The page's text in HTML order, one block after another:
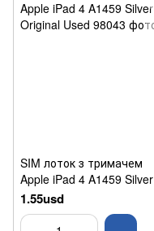
SIM лоток з тримачем
Apple iPad 4 A1459 Silver
Original Used
1.55usd